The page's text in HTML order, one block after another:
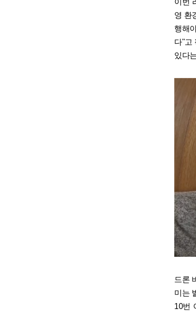
영 환
행해
다"고
있다
드론
미는
10번